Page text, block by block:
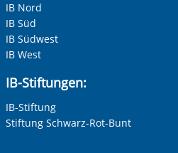
IB Nord
IB Süd
IB Südwest
IB West
IB-Stiftungen:
IB-Stiftung
Stiftung Schwarz-Rot-Bunt